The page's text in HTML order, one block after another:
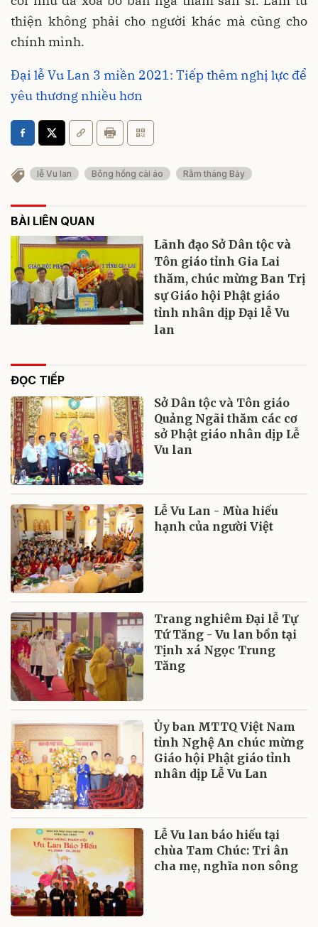
thiện không phải cho người khác mà cũng cho
chính mình.
Đại lễ Vu Lan 3 miền 2021: Tiếp thêm nghị lực để
yêu thương nhiều hơn
lễ Vu lan Bông hồng cài áo Rằm tháng Bảy
BÀI LIÊN QUAN
Lãnh đạo Sở Dân tộc và
Tôn giáo tỉnh Gia Lai
thăm, chúc mừng Ban Trị
sự Giáo hội Phật giáo
tỉnh nhân dịp Đại lễ Vu
lan
ĐỌC TIẾP
Sở Dân tộc và Tôn giáo
Quảng Ngãi thăm các cơ
sở Phật giáo nhân dịp Lễ
Vu lan
Lễ Vu Lan - Mùa hiếu
hạnh của người Việt
Trang nghiêm Đại lễ Tự
Tứ Tăng - Vu lan bồn tại
Tịnh xá Ngọc Trung
Tăng
Ủy ban MTTQ Việt Nam
tỉnh Nghệ An chúc mừng
Giáo hội Phật giáo tỉnh
nhân dịp Lễ Vu Lan
Lễ Vu lan báo hiếu tại
chùa Tam Chúc: Tri ân
cha mẹ, nghĩa non sông